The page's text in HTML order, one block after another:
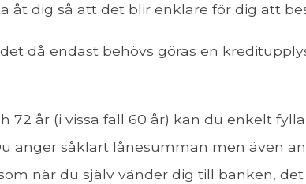
åt dig så att det blir enklare för dig att
då endast behövs göras en
72 år (i vissa fall 60 år) kan du enkelt
anger såklart lånesumman men även
när du själv vänder dig till banken,